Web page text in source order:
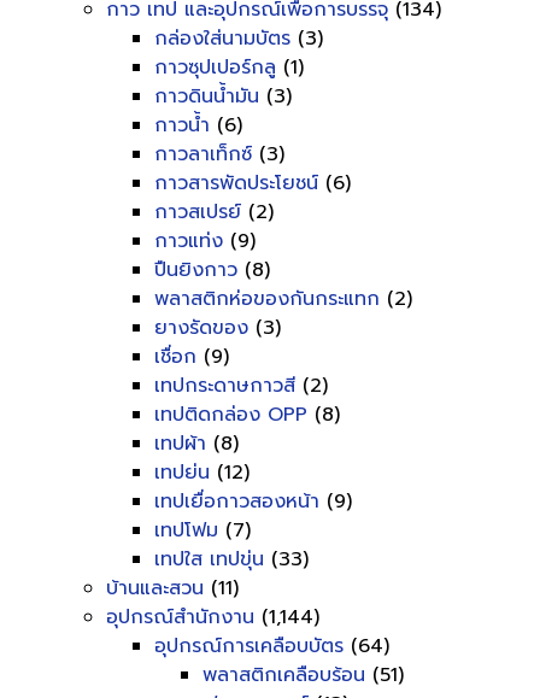
กาว เทป และอุปกรณ์เพื่อการบรรจุ (134)
กล่องใส่นามบัตร (3)
กาวซุปเปอร์กลู (1)
กาวดินน้ำมัน (3)
กาวน้ำ (6)
กาวลาเท็กซ์ (3)
กาวสารพัดประโยชน์ (6)
กาวสเปรย์ (2)
กาวแท่ง (9)
ปืนยิงกาว (8)
พลาสติกห่อของกันกระแทก (2)
ยางรัดของ (3)
เชื่อก (9)
เทปกระดาษกาวสี (2)
เทปติดกล่อง OPP (8)
เทปผ้า (8)
เทปย่น (12)
เทปเยื่อกาวสองหน้า (9)
เทปโฟม (7)
เทปใส เทปขุ่น (33)
บ้านและสวน (11)
อุปกรณ์สำนักงาน (1,144)
อุปกรณ์การเคลือบบัตร (64)
พลาสติกเคลือบร้อน (51)